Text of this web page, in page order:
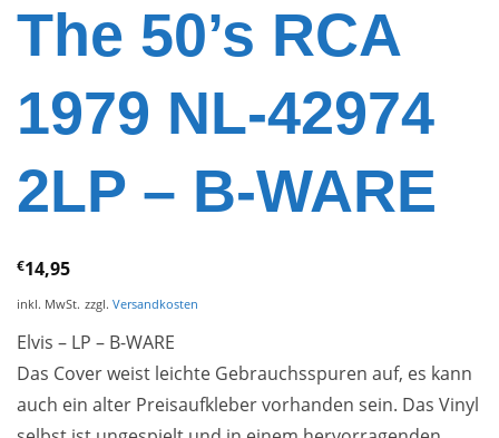
The 50’s RCA
1979 NL-42974
2LP – B-WARE
€14,95
inkl. MwSt. zzgl. Versandkosten
Elvis – LP – B-WARE
Das Cover weist leichte Gebrauchsspuren auf, es kann
auch ein alter Preisaufkleber vorhanden sein. Das Vinyl